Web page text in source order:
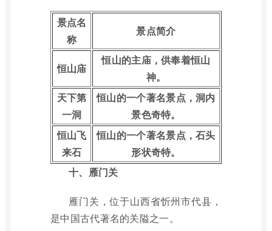
景点名
称
景点简介
恒山庙
恒山的主庙，供奉着恒山
神。
天下第
一洞
恒山的一个著名景点，洞内
景色奇特。
恒山飞
来石
恒山的一个著名景点，石头
形状奇特。
十、雁门关
雁门关，位于山西省忻州市代县，
是中国古代著名的关隘之一。